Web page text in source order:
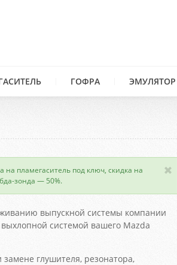
ГОФРА ЭМУЛЯТОР
на пламегаситель под ключ, скидка на
зонда — 50%.
выпускной системы компании
системой вашего Mazda
глушителя, резонатора,